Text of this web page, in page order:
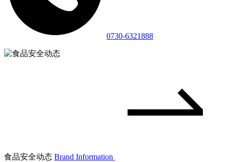
0730-6321888
食品安全动态 Brand Information